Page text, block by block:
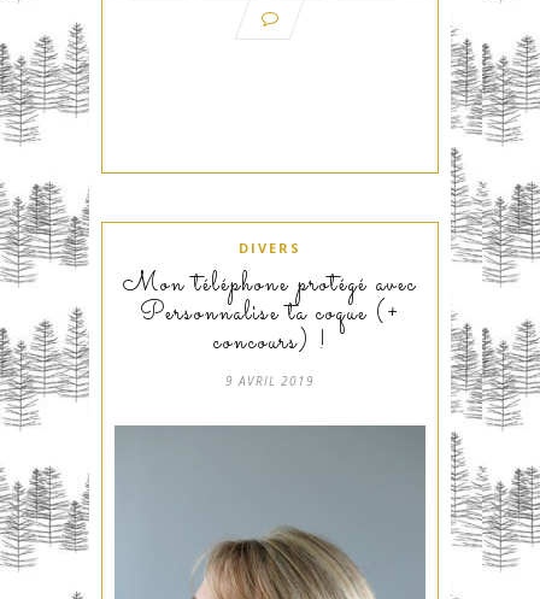
DIVERS
Mon téléphone protégé avec
Personnalise ta coque (+
concours) !
9 AVRIL 2019